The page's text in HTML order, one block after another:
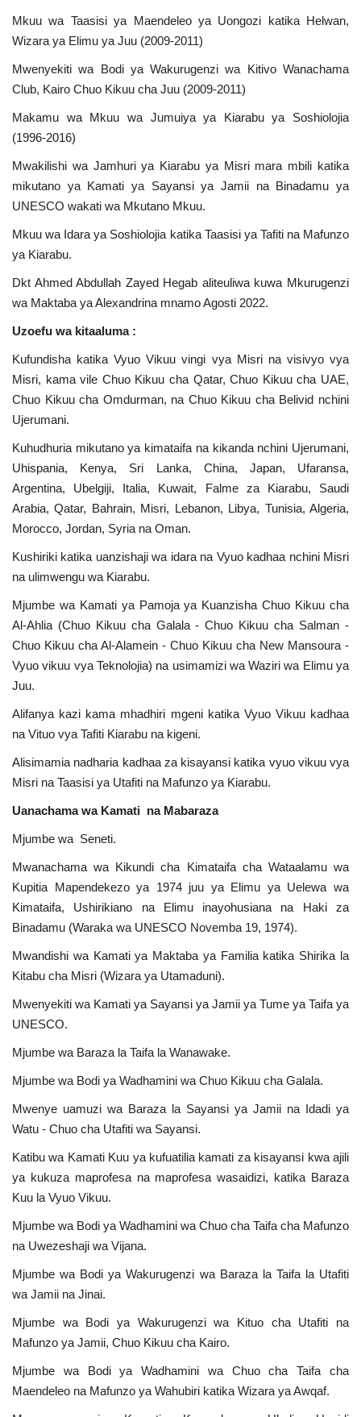
Nafasi
Washiriki
Video
Wadhamini
Language
French Arabic
Mkuu wa Taasisi ya Maendeleo ya Uongozi katika Helwan,
Wizara ya Elimu ya Juu (2009-2011)
Mwenyekiti wa Bodi ya Wakurugenzi wa Kitivo Wanachama
Club, Kairo Chuo Kikuu cha Juu (2009-2011)
Makamu wa Mkuu wa Jumuiya ya Kiarabu ya Soshiolojia
(1996-2016)
Mwakilishi wa Jamhuri ya Kiarabu ya Misri mara mbili katika
mikutano ya Kamati ya Sayansi ya Jamii na Binadamu ya
UNESCO wakati wa Mkutano Mkuu.
Mkuu wa Idara ya Soshiolojia katika Taasisi ya Tafiti na Mafunzo
ya Kiarabu.
Dkt Ahmed Abdullah Zayed Hegab aliteuliwa kuwa Mkurugenzi
wa Maktaba ya Alexandrina mnamo Agosti 2022.
Uzoefu wa kitaaluma :
Kufundisha katika Vyuo Vikuu vingi vya Misri na visivyo vya
Misri, kama vile Chuo Kikuu cha Qatar, Chuo Kikuu cha UAE,
Chuo Kikuu cha Omdurman, na Chuo Kikuu cha Belivid nchini
Ujerumani.
Kuhudhuria mikutano ya kimataifa na kikanda nchini Ujerumani,
Uhispania, Kenya, Sri Lanka, China, Japan, Ufaransa,
Argentina, Ubelgiji, Italia, Kuwait, Falme za Kiarabu, Saudi
Arabia, Qatar, Bahrain, Misri, Lebanon, Libya, Tunisia, Algeria,
Morocco, Jordan, Syria na Oman.
Kushiriki katika uanzishaji wa idara na Vyuo kadhaa nchini Misri
na ulimwengu wa Kiarabu.
Mjumbe wa Kamati ya Pamoja ya Kuanzisha Chuo Kikuu cha
Al-Ahlia (Chuo Kikuu cha Galala - Chuo Kikuu cha Salman -
Chuo Kikuu cha Al-Alamein - Chuo Kikuu cha New Mansoura -
Vyuo vikuu vya Teknolojia) na usimamizi wa Waziri wa Elimu ya
Juu.
Alifanya kazi kama mhadhiri mgeni katika Vyuo Vikuu kadhaa
na Vituo vya Tafiti Kiarabu na kigeni.
Alisimamia nadharia kadhaa za kisayansi katika vyuo vikuu vya
Misri na Taasisi ya Utafiti na Mafunzo ya Kiarabu.
Uanachama wa Kamati na Mabaraza
Mjumbe wa Seneti.
Mwanachama wa Kikundi cha Kimataifa cha Wataalamu wa
Kupitia Mapendekezo ya 1974 juu ya Elimu ya Uelewa wa
Kimataifa, Ushirikiano na Elimu inayohusiana na Haki za
Binadamu (Waraka wa UNESCO Novemba 19, 1974).
Mwandishi wa Kamati ya Maktaba ya Familia katika Shirika la
Kitabu cha Misri (Wizara ya Utamaduni).
Mwenyekiti wa Kamati ya Sayansi ya Jamii ya Tume ya Taifa ya
UNESCO.
Mjumbe wa Baraza la Taifa la Wanawake.
Mjumbe wa Bodi ya Wadhamini wa Chuo Kikuu cha Galala.
Mwenye uamuzi wa Baraza la Sayansi ya Jamii na Idadi ya
Watu - Chuo cha Utafiti wa Sayansi.
Katibu wa Kamati Kuu ya kufuatilia kamati za kisayansi kwa ajili
ya kukuza maprofesa na maprofesa wasaidizi, katika Baraza
Kuu la Vyuo Vikuu.
Mjumbe wa Bodi ya Wadhamini wa Chuo cha Taifa cha Mafunzo
na Uwezeshaji wa Vijana.
Mjumbe wa Bodi ya Wakurugenzi wa Baraza la Taifa la Utafiti
wa Jamii na Jinai.
Mjumbe wa Bodi ya Wakurugenzi wa Kituo cha Utafiti na
Mafunzo ya Jamii, Chuo Kikuu cha Kairo.
Mjumbe wa Bodi ya Wadhamini wa Chuo cha Taifa cha
Maendeleo na Mafunzo ya Wahubiri katika Wizara ya Awqaf.